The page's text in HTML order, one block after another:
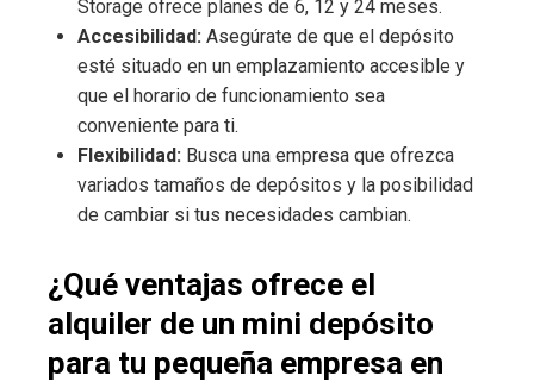
Storage ofrece planes de 6, 12 y 24 meses.
Accesibilidad: Asegúrate de que el depósito
esté situado en un emplazamiento accesible y
que el horario de funcionamiento sea
conveniente para ti.
Flexibilidad: Busca una empresa que ofrezca
variados tamaños de depósitos y la posibilidad
de cambiar si tus necesidades cambian.
¿Qué ventajas ofrece el
alquiler de un mini depósito
para tu pequeña empresa en